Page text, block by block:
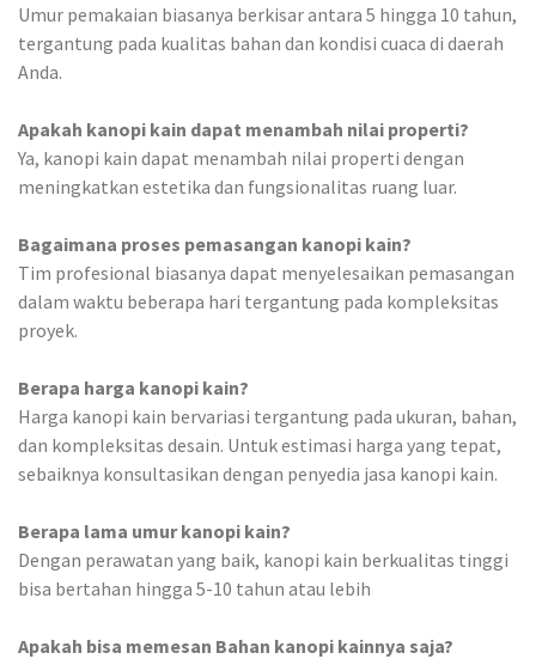
Umur pemakaian biasanya berkisar antara 5 hingga 10 tahun,
tergantung pada kualitas bahan dan kondisi cuaca di daerah
Anda.
Apakah kanopi kain dapat menambah nilai properti?
Ya, kanopi kain dapat menambah nilai properti dengan
meningkatkan estetika dan fungsionalitas ruang luar.
Bagaimana proses pemasangan kanopi kain?
Tim profesional biasanya dapat menyelesaikan pemasangan
dalam waktu beberapa hari tergantung pada kompleksitas
proyek.
Berapa harga kanopi kain?
Harga kanopi kain bervariasi tergantung pada ukuran, bahan,
dan kompleksitas desain. Untuk estimasi harga yang tepat,
sebaiknya konsultasikan dengan penyedia jasa kanopi kain.
Berapa lama umur kanopi kain?
Dengan perawatan yang baik, kanopi kain berkualitas tinggi
bisa bertahan hingga 5-10 tahun atau lebih
Apakah bisa memesan Bahan kanopi kainnya saja?